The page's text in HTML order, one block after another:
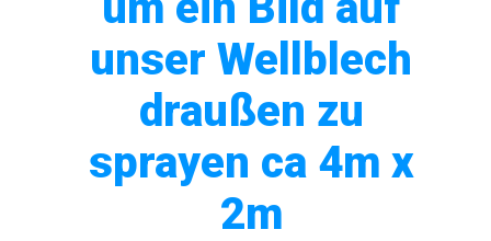
unser Wellblech
draußen zu
sprayen ca 4m x
2m